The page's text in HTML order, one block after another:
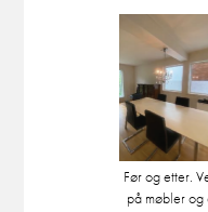
Før og etter.
på møbler og